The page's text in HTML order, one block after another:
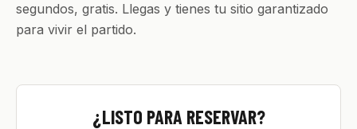
segundos, gratis. Llegas y tienes tu sitio garantizado
para vivir el partido.
¿LISTO PARA RESERVAR?